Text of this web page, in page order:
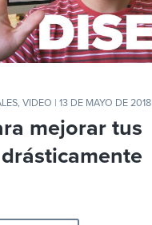
,VIDEO | 13 DE MAYO DE 2018
mejorar tus